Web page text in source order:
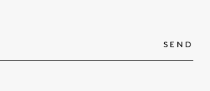
SEND